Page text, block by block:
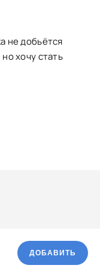
не добьётся
хочу стать
ДОБАВИТЬ